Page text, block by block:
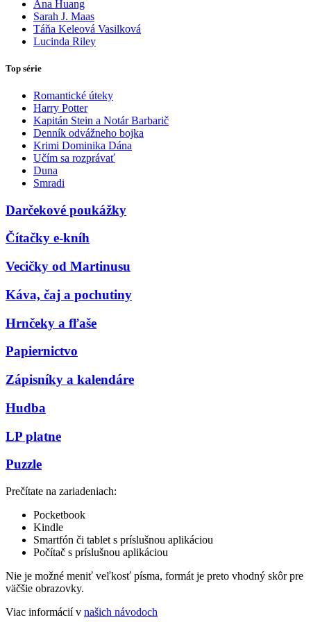
Ana Huang
Sarah J. Maas
Táňa Keleová Vasilková
Lucinda Riley
Top série
Romantické úteky
Harry Potter
Kapitán Stein a Notár Barbarič
Denník odvážneho bojka
Krimi Dominika Dána
Učím sa rozprávať
Duna
Smradi
Darčekové poukážky
Čítačky e-kníh
Vecičky od Martinusu
Káva, čaj a pochutiny
Hrnčeky a fľaše
Papiernictvo
Zápisníky a kalendáre
Hudba
LP platne
Puzzle
Prečítate na zariadeniach:
Pocketbook
Kindle
Smartfón či tablet s príslušnou aplikáciou
Počítač s príslušnou aplikáciou
Nie je možné meniť veľkosť písma, formát je preto vhodný skôr pre
väčšie obrazovky.
Viac informácií v našich návodoch